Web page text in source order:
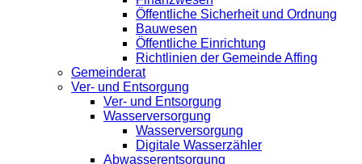
Öffentliche Sicherheit und Ordnung
Bauwesen
Öffentliche Einrichtung
Richtlinien der Gemeinde Affing
Gemeinderat
Ver- und Entsorgung
Ver- und Entsorgung
Wasserversorgung
Wasserversorgung
Digitale Wasserzähler
Abwasserentsorgung